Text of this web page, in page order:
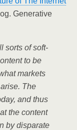
Gene­ra­ti­ve
sorts of soft­
to be
mar­kets
The
and thus
the con­tent
by dis­pa­ra­te